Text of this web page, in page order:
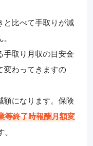
と比べて手取りが減
手取り月収の目安金
変わってきますの
額になります。保険
等終了時報酬月額変